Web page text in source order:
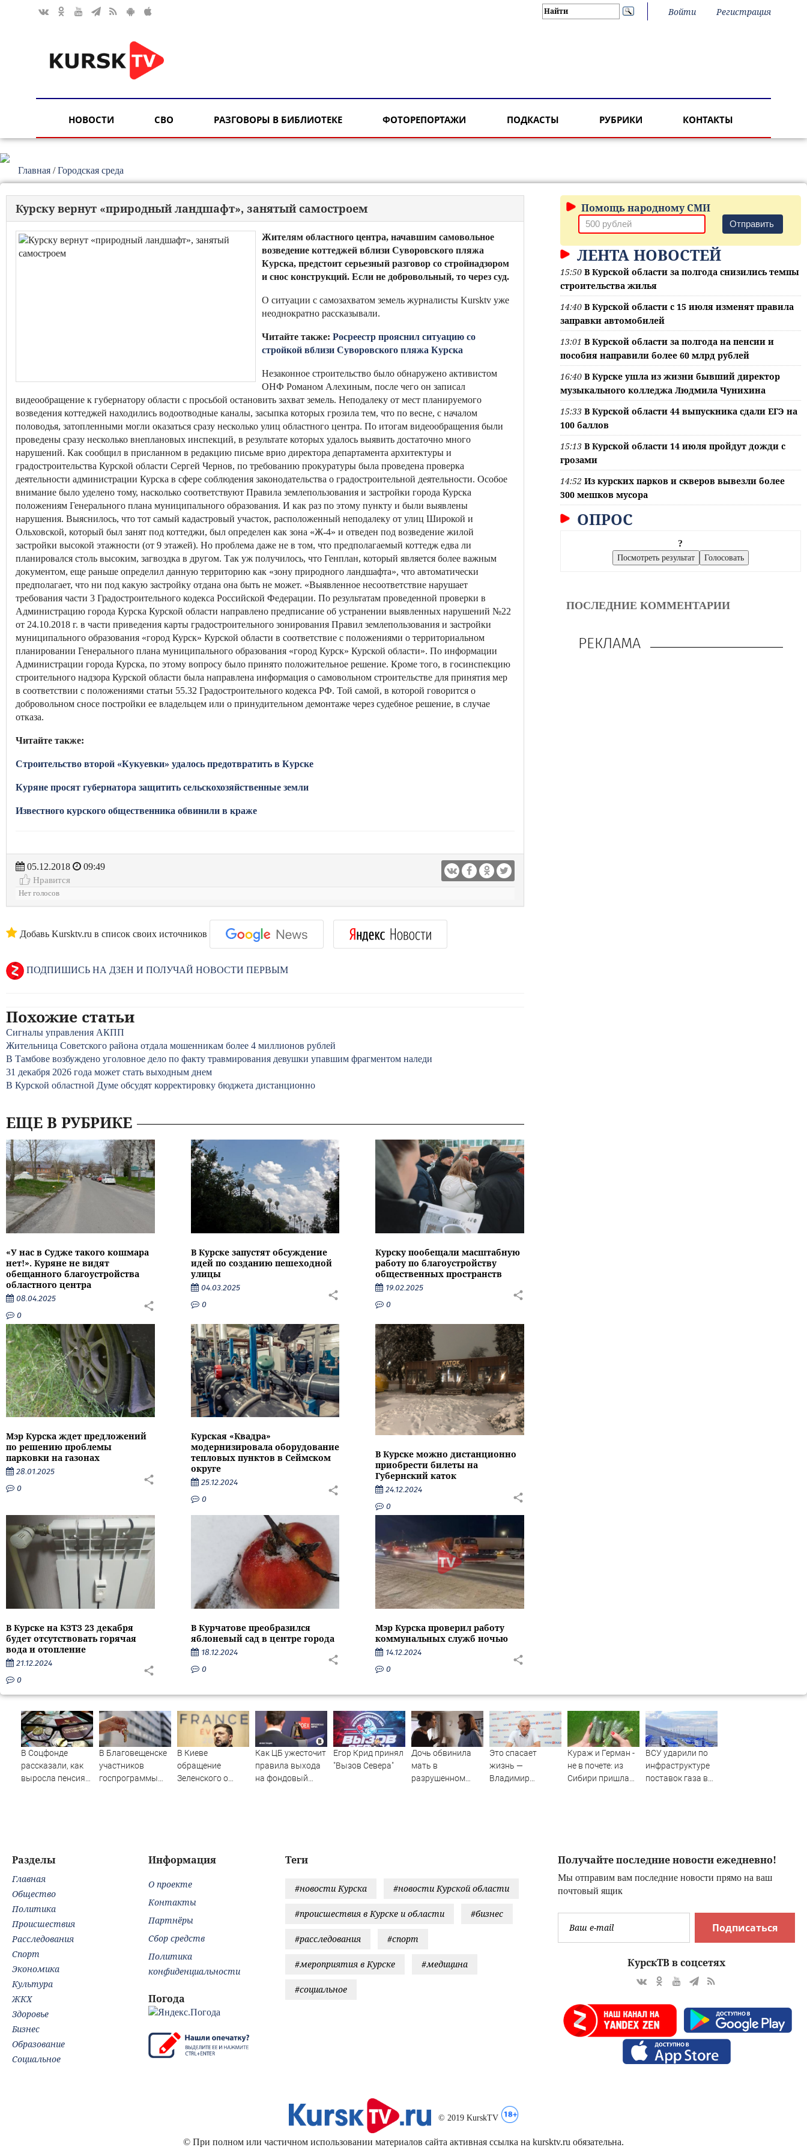
Войти Регистрация
НОВОСТИ СВО РАЗГОВОРЫ В БИБЛИОТЕКЕ ФОТОРЕПОРТАЖИ ПОДКАСТЫ РУБРИКИ КОНТАКТЫ
Главная /Городская среда
Курску вернут «природный ландшафт», занятый самостроем
Жителям областного центра, начавшим самовольное
возведение коттеджей вблизи Суворовского пляжа
Курска, предстоит серьезный разговор со стройнадзором
и снос конструкций. Если не добровольный, то через суд.
О ситуации с самозахватом земель журналисты Kursktv уже
неоднократно рассказывали.
Читайте также: Росреестр прояснил ситуацию со
стройкой вблизи Суворовского пляжа Курска
Незаконное строительство было обнаружено активистом
ОНФ Романом Алехиным, после чего он записал
видеообращение к губернатору области с просьбой остановить захват земель. Неподалеку от мест планируемого
возведения коттеджей находились водоотводные каналы, засыпка которых грозила тем, что по весне, с началом
половодья, затопленными могли оказаться сразу несколько улиц областного центра. По итогам видеообращения были
проведены сразу несколько внеплановых инспекций, в результате которых удалось выявить достаточно много
нарушений. Как сообщил в присланном в редакцию письме врио директора департамента архитектуры и
градостроительства Курской области Сергей Чернов, по требованию прокуратуры была проведена проверка
деятельности администрации Курска в сфере соблюдения законодательства о градостроительной деятельности. Особое
внимание было уделено тому, насколько соответствуют Правила землепользования и застройки города Курска
положениям Генерального плана муниципального образования. И как раз по этому пункту и были выявлены
нарушения. Выяснилось, что тот самый кадастровый участок, расположенный неподалеку от улиц Широкой и
Ольховской, который был занят под коттеджи, был определен как зона «Ж-4» и отведен под возведение жилой
застройки высокой этажности (от 9 этажей). Но проблема даже не в том, что предполагаемый коттедж едва ли
планировался столь высоким, загвоздка в другом. Так уж получилось, что Генплан, который является более важным
документом, еще раньше определил данную территорию как «зону природного ландшафта», что автоматически
предполагает, что ни под какую застройку отдана она быть не может. «Выявленное несоответствие нарушает
требования части 3 Градостроительного кодекса Российской Федерации. По результатам проведенной проверки в
Администрацию города Курска Курской области направлено предписание об устранении выявленных нарушений №22
от 24.10.2018 г. в части приведения карты градостроительного зонирования Правил землепользования и застройки
муниципального образования «город Курск» Курской области в соответствие с положениями о территориальном
планировании Генерального плана муниципального образования «город Курск» Курской области». По информации
Администрации города Курска, по этому вопросу было принято положительное решение. Кроме того, в госинспекцию
строительного надзора Курской области была направлена информация о самовольном строительстве для принятия мер
в соответствии с положениями статьи 55.32 Градостроительного кодекса РФ. Той самой, в которой говорится о
добровольном сносе постройки ее владельцем или о принудительном демонтаже через судебное решение, в случае
отказа.
Читайте также:
Строительство второй «Кукуевки» удалось предотвратить в Курске
Куряне просят губернатора защитить сельскохозяйственные земли
Известного курского общественника обвинили в краже
05.12.2018
09:49
Нравится
Нет голосов
Добавь Kursktv.ru в список своих источников
ПОДПИШИСЬ НА ДЗЕН И ПОЛУЧАЙ НОВОСТИ ПЕРВЫМ
Похожие статьи
Сигналы управления АКПП
Жительница Советского района отдала мошенникам более 4 миллионов рублей
В Тамбове возбуждено уголовное дело по факту травмирования девушки упавшим фрагментом наледи
31 декабря 2026 года может стать выходным днем
В Курской областной Думе обсудят корректировку бюджета дистанционно
ЕЩЕ В РУБРИКЕ
«У нас в Судже такого кошмара
нет!». Куряне не видят
обещанного благоустройства
областного центра
08.04.2025
0
В Курске запустят обсуждение
идей по созданию пешеходной
улицы
04.03.2025
0
Курску пообещали масштабную
работу по благоустройству
общественных пространств
19.02.2025
0
Мэр Курска ждет предложений
по решению проблемы
парковки на газонах
28.01.2025
0
Курская «Квадра»
модернизировала оборудование
тепловых пунктов в Сеймском
округе
25.12.2024
0
В Курске можно дистанционно
приобрести билеты на
Губернский каток
24.12.2024
0
В Курске на КЗТЗ 23 декабря
будет отсутствовать горячая
вода и отопление
21.12.2024
0
В Курчатове преобразился
яблоневый сад в центре города
18.12.2024
0
Мэр Курска проверил работу
коммунальных служб ночью
14.12.2024
0
Помощь народному СМИ
Отправить
ЛЕНТА НОВОСТЕЙ
15:50 В Курской области за полгода снизились темпы
строительства жилья
14:40 В Курской области с 15 июля изменят правила
заправки автомобилей
13:01 В Курской области за полгода на пенсии и
пособия направили более 60 млрд рублей
16:40 В Курске ушла из жизни бывший директор
музыкального колледжа Людмила Чунихина
15:33 В Курской области 44 выпускника сдали ЕГЭ на
100 баллов
15:13 В Курской области 14 июля пройдут дожди с
грозами
14:52 Из курских парков и скверов вывезли более
300 мешков мусора
ОПРОС
?
ПОСЛЕДНИЕ КОММЕНТАРИИ
РЕКЛАМА
В Соцфонде
рассказали, как
выросла пенсия
В Благовещенске
участников
госпрограммы
В Киеве
обращение
Зеленского о
Как ЦБ ужесточит
правила выхода
на фондовый
Егор Крид принял
"Вызов Севера"
Дочь обвинила
мать в
разрушенном
Это спасает
жизнь —
Владимир
Кураж и Герман -
не в почете: из
Сибири пришла
ВСУ ударили по
инфраструктуре
поставок газа в
Получайте последние новости ежедневно!
Мы отправим вам последние новости прямо на ваш
почтовый ящик
Подписаться
КурскТВ в соцсетях
Теги
#новости Курска #новости Курской области
#происшествия в Курске и области #бизнес
#расследования #спорт
#мероприятия в Курске #медицина
#социальное
Разделы
Главная
Общество
Политика
Происшествия
Расследования
Спорт
Экономика
Культура
ЖКХ
Здоровье
Бизнес
Образование
Социальное
Информация
О проекте
Контакты
Партнёры
Сбор средств
Политика
конфиденциальности
Погода
© 2019 KurskTV
© При полном или частичном использовании материалов сайта активная ссылка на kursktv.ru обязательна.